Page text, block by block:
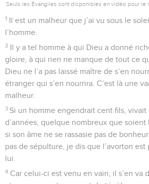
Seuls les Évangiles sont disponibles en vidéo pour le
1 Il est un malheur que j’ai vu sous le
l’homme.
2 Il y a tel homme à qui Dieu a donné
gloire, à qui rien ne manque de tout ce
Dieu ne l’a pas laissé maître de s’en
étranger qui s’en nourrira. C’est là une
malheur.
3 Si un homme engendrait cent fils,
d’années, quelque nombreux que soient
si son âme ne se rassasie pas de
pas de sépulture, je dis que l’avorton
lui.
4 Car celui-ci est venu en vain, il s’en va